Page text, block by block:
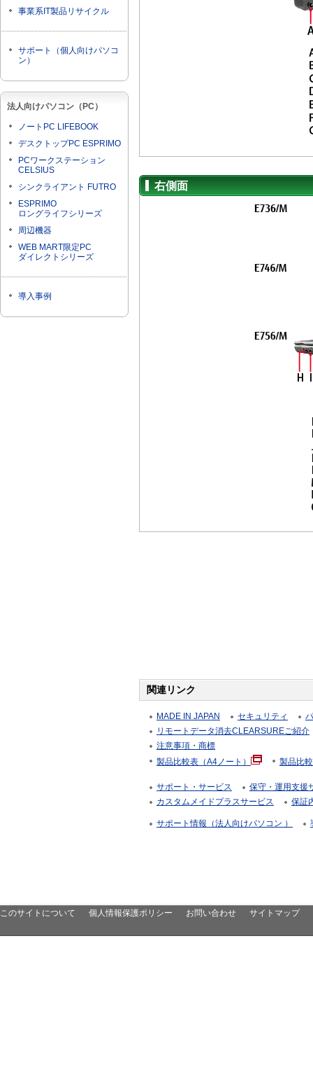
事業系IT製品リサイクル
サポート（個人向けパソコ
ン）
法人向けパソコン（PC）
ノートPC LIFEBOOK
デスクトップPC ESPRIMO
PCワークステーション
CELSIUS
シンクライアント FUTRO
ESPRIMO
ロングライフシリーズ
周辺機器
WEB MART限定PC
ダイレクトシリーズ
導入事例
右側面
関連リンク
MADE IN JAPAN セキュリティ
リモートデータ消去CLEARSUREご紹介
注意事項・商標
製品比較表（A4ノート）
製品比
サポート・サービス
保守・運用支援
カスタムメイドプラスサービス
保証
サポート情報（法人向けパソコン ）
このサイトについて 個人情報保護ポリシー お問い合わせ サイトマップ